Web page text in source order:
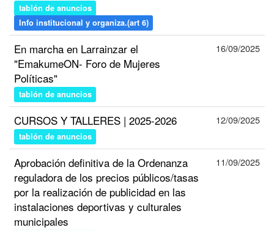
tablón de anuncios
Info institucional y organiza.(art 6)
En marcha en Larrainzar el
"EmakumeON- Foro de Mujeres
Políticas"
tablón de anuncios
16/09/2025
CURSOS Y TALLERES | 2025-2026
tablón de anuncios
12/09/2025
Aprobación definitiva de la Ordenanza
reguladora de los precios públicos/tasas
por la realización de publicidad en las
instalaciones deportivas y culturales
municipales
11/09/2025